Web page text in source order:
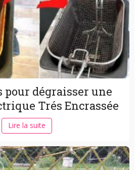
pour dégraisser une
Trés Encrassée
Lire la suite